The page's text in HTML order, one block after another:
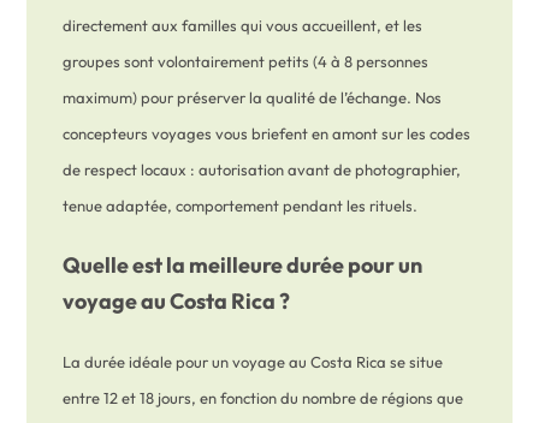
directement aux familles qui vous accueillent, et les
groupes sont volontairement petits (4 à 8 personnes
maximum) pour préserver la qualité de l’échange. Nos
concepteurs voyages vous briefent en amont sur les codes
de respect locaux : autorisation avant de photographier,
tenue adaptée, comportement pendant les rituels.
Quelle est la meilleure durée pour un
voyage au Costa Rica ?
La durée idéale pour un voyage au Costa Rica se situe
entre 12 et 18 jours, en fonction du nombre de régions que